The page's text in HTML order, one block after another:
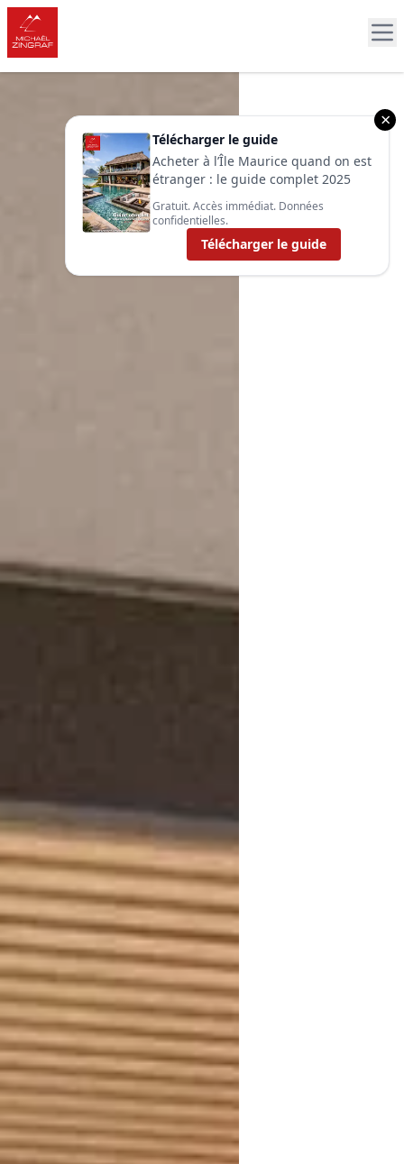
×
Télécharger le guide
Acheter à l’Île Maurice quand on est
étranger : le guide complet 2025
Gratuit. Accès immédiat. Données
confidentielles.
Télécharger le guide